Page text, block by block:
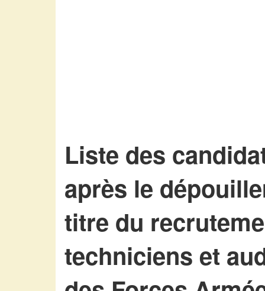
Liste des
après le
titre du
techniciens et